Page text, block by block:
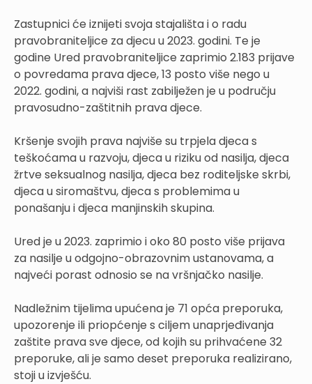
Zastupnici će iznijeti svoja stajališta i o radu
pravobraniteljice za djecu u 2023. godini. Te je
godine Ured pravobraniteljice zaprimio 2.183 prijave
o povredama prava djece, 13 posto više nego u
2022. godini, a najviši rast zabilježen je u području
pravosudno-zaštitnih prava djece.
Kršenje svojih prava najviše su trpjela djeca s
teškoćama u razvoju, djeca u riziku od nasilja, djeca
žrtve seksualnog nasilja, djeca bez roditeljske skrbi,
djeca u siromaštvu, djeca s problemima u
ponašanju i djeca manjinskih skupina.
Ured je u 2023. zaprimio i oko 80 posto više prijava
za nasilje u odgojno-obrazovnim ustanovama, a
najveći porast odnosio se na vršnjačko nasilje.
Nadležnim tijelima upućena je 71 opća preporuka,
upozorenje ili priopćenje s ciljem unaprjeđivanja
zaštite prava sve djece, od kojih su prihvaćene 32
preporuke, ali je samo deset preporuka realizirano,
stoji u izvješću.